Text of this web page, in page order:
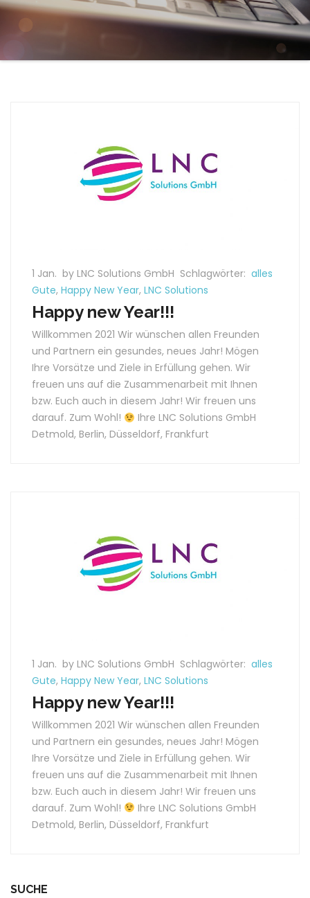
1 Jan. by LNC Solutions GmbH Schlagwörter: alles
Gute, Happy New Year, LNC Solutions
Happy new Year!!!
Willkommen 2021 Wir wünschen allen Freunden
und Partnern ein gesundes, neues Jahr! Mögen
Ihre Vorsätze und Ziele in Erfüllung gehen. Wir
freuen uns auf die Zusammenarbeit mit Ihnen
bzw. Euch auch in diesem Jahr! Wir freuen uns
darauf. Zum Wohl!
Ihre LNC Solutions GmbH
Detmold, Berlin, Düsseldorf, Frankfurt
1 Jan. by LNC Solutions GmbH Schlagwörter: alles
Gute, Happy New Year, LNC Solutions
Happy new Year!!!
Willkommen 2021 Wir wünschen allen Freunden
und Partnern ein gesundes, neues Jahr! Mögen
Ihre Vorsätze und Ziele in Erfüllung gehen. Wir
freuen uns auf die Zusammenarbeit mit Ihnen
bzw. Euch auch in diesem Jahr! Wir freuen uns
darauf. Zum Wohl!
Ihre LNC Solutions GmbH
Detmold, Berlin, Düsseldorf, Frankfurt
SUCHE